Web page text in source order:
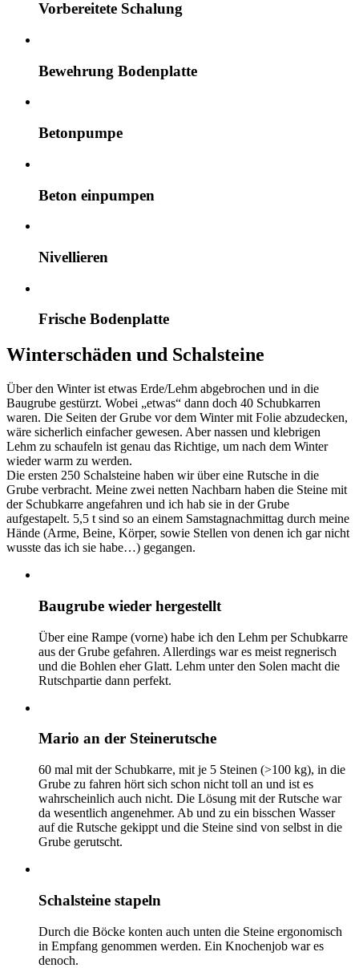
Vorbereitete Schalung
Bewehrung Bodenplatte
Betonpumpe
Beton einpumpen
Nivellieren
Frische Bodenplatte
Winterschäden und Schalsteine
Über den Winter ist etwas Erde/Lehm abgebrochen und in die
Baugrube gestürzt. Wobei „etwas“ dann doch 40 Schubkarren
waren. Die Seiten der Grube vor dem Winter mit Folie abzudecken,
wäre sicherlich einfacher gewesen. Aber nassen und klebrigen
Lehm zu schaufeln ist genau das Richtige, um nach dem Winter
wieder warm zu werden.
Die ersten 250 Schalsteine haben wir über eine Rutsche in die
Grube verbracht. Meine zwei netten Nachbarn haben die Steine mit
der Schubkarre angefahren und ich hab sie in der Grube
aufgestapelt. 5,5 t sind so an einem Samstagnachmittag durch meine
Hände (Arme, Beine, Körper, sowie Stellen von denen ich gar nicht
wusste das ich sie habe…) gegangen.
Baugrube wieder hergestellt
Über eine Rampe (vorne) habe ich den Lehm per Schubkarre
aus der Grube gefahren. Allerdings war es meist regnerisch
und die Bohlen eher Glatt. Lehm unter den Solen macht die
Rutschpartie dann perfekt.
Mario an der Steinerutsche
60 mal mit der Schubkarre, mit je 5 Steinen (>100 kg), in die
Grube zu fahren hört sich schon nicht toll an und ist es
wahrscheinlich auch nicht. Die Lösung mit der Rutsche war
da wesentlich angenehmer. Ab und zu ein bisschen Wasser
auf die Rutsche gekippt und die Steine sind von selbst in die
Grube gerutscht.
Schalsteine stapeln
Durch die Böcke konten auch unten die Steine ergonomisch
in Empfang genommen werden. Ein Knochenjob war es
denoch.